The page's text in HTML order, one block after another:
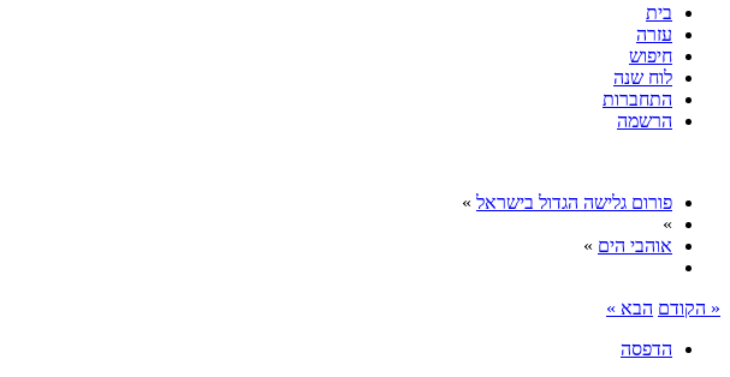
בית
עזרה
חיפוש
לוח שנה
התחברות
הרשמה
פורום גלישה הגדול בישראל »
»
אוהבי הים »
« הקודם הבא »
הדפסה